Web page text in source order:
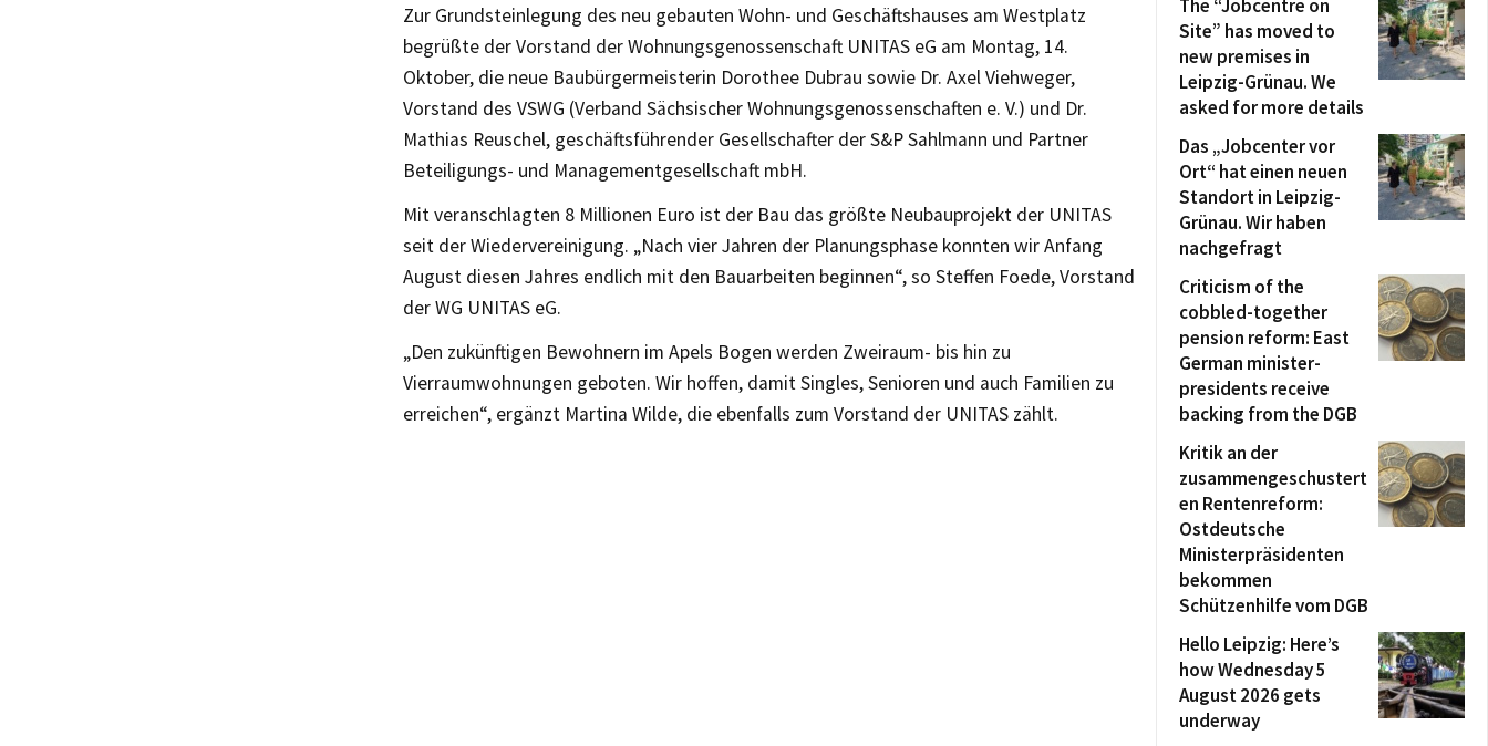
Zur Grundsteinlegung des neu gebauten Wohn- und Geschäftshauses am Westplatz
begrüßte der Vorstand der Wohnungsgenossenschaft UNITAS eG am Montag, 14.
Oktober, die neue Baubürgermeisterin Dorothee Dubrau sowie Dr. Axel Viehweger,
Vorstand des VSWG (Verband Sächsischer Wohnungsgenossenschaften e. V.) und Dr.
Mathias Reuschel, geschäftsführender Gesellschafter der S&P Sahlmann und Partner
Beteiligungs- und Managementgesellschaft mbH.
Mit veranschlagten 8 Millionen Euro ist der Bau das größte Neubauprojekt der UNITAS
seit der Wiedervereinigung. „Nach vier Jahren der Planungsphase konnten wir Anfang
August diesen Jahres endlich mit den Bauarbeiten beginnen“, so Steffen Foede, Vorstand
der WG UNITAS eG.
„Den zukünftigen Bewohnern im Apels Bogen werden Zweiraum- bis hin zu
Vierraumwohnungen geboten. Wir hoffen, damit Singles, Senioren und auch Familien zu
erreichen“, ergänzt Martina Wilde, die ebenfalls zum Vorstand der UNITAS zählt.
The “Jobcentre on
Site” has moved to
new premises in
Leipzig-Grünau. We
asked for more details
Das „Jobcenter vor
Ort“ hat einen neuen
Standort in Leipzig-
Grünau. Wir haben
nachgefragt
Criticism of the
cobbled-together
pension reform: East
German minister-
presidents receive
backing from the DGB
Kritik an der
zusammengeschustert
en Rentenreform:
Ostdeutsche
Ministerpräsidenten
bekommen
Schützenhilfe vom DGB
Hello Leipzig: Here’s
how Wednesday 5
August 2026 gets
underway